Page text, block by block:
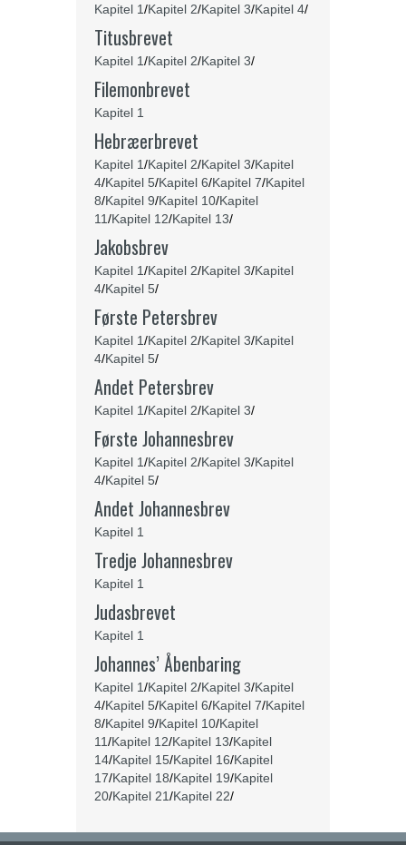
Kapitel 1/Kapitel 2/Kapitel 3/Kapitel 4/
Titusbrevet
Kapitel 1/Kapitel 2/Kapitel 3/
Filemonbrevet
Kapitel 1
Hebræerbrevet
Kapitel 1/Kapitel 2/Kapitel 3/Kapitel
4/Kapitel 5/Kapitel 6/Kapitel 7/Kapitel
8/Kapitel 9/Kapitel 10/Kapitel
11/Kapitel 12/Kapitel 13/
Jakobsbrev
Kapitel 1/Kapitel 2/Kapitel 3/Kapitel
4/Kapitel 5/
Første Petersbrev
Kapitel 1/Kapitel 2/Kapitel 3/Kapitel
4/Kapitel 5/
Andet Petersbrev
Kapitel 1/Kapitel 2/Kapitel 3/
Første Johannesbrev
Kapitel 1/Kapitel 2/Kapitel 3/Kapitel
4/Kapitel 5/
Andet Johannesbrev
Kapitel 1
Tredje Johannesbrev
Kapitel 1
Judasbrevet
Kapitel 1
Johannes’ Åbenbaring
Kapitel 1/Kapitel 2/Kapitel 3/Kapitel
4/Kapitel 5/Kapitel 6/Kapitel 7/Kapitel
8/Kapitel 9/Kapitel 10/Kapitel
11/Kapitel 12/Kapitel 13/Kapitel
14/Kapitel 15/Kapitel 16/Kapitel
17/Kapitel 18/Kapitel 19/Kapitel
20/Kapitel 21/Kapitel 22/